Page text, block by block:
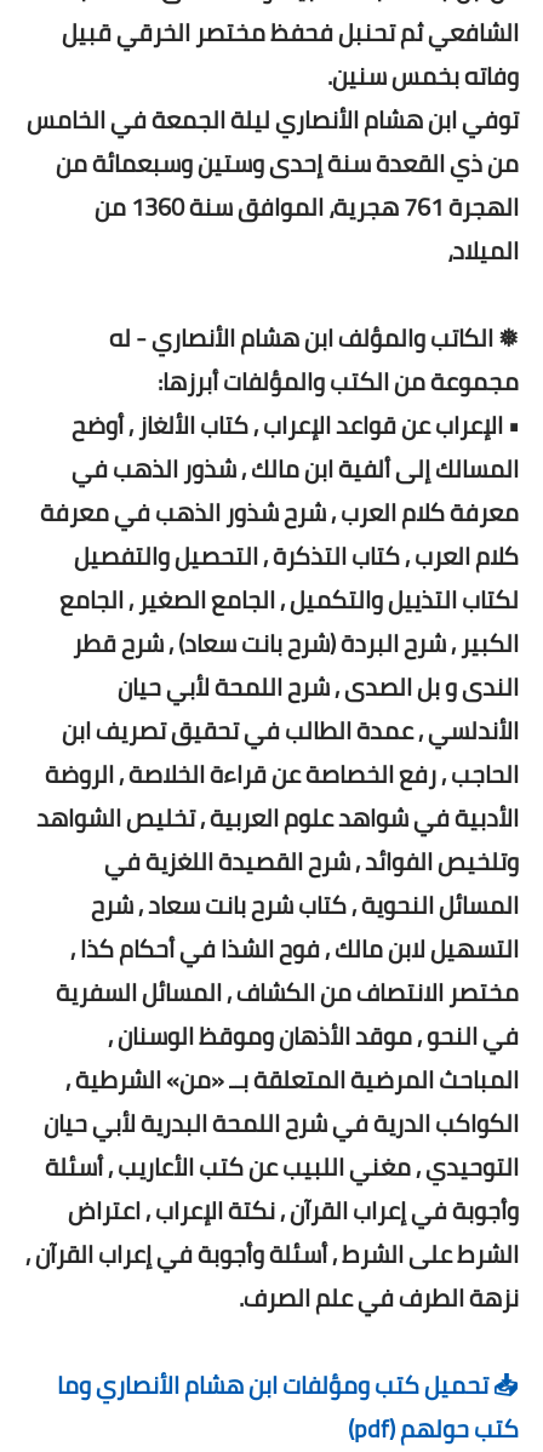
الشافعي ثم تحنبل فحفظ مختصر الخرقي قبيل
وفاته بخمس سنين.
توفي ابن هشام الأنصاري ليلة الجمعة في الخامس
من ذي القعدة سنة إحدى وستين وسبعمائة من
الهجرة 761 هجرية، الموافق سنة 1360 من
الميلاد،
❅ الكاتب والمؤلف ابن هشام الأنصاري - له
مجموعة من الكتب والمؤلفات أبرزها:
• الإعراب عن قواعد الإعراب , كتاب الألغاز , أوضح
المسالك إلى ألفية ابن مالك , شذور الذهب في
معرفة كلام العرب , شرح شذور الذهب في معرفة
كلام العرب , كتاب التذكرة , التحصيل والتفصيل
لكتاب التذييل والتكميل , الجامع الصغير , الجامع
الكبير , شرح البردة (شرح بانت سعاد) , شرح قطر
الندى و بل الصدى , شرح اللمحة لأبي حيان
الأندلسي , عمدة الطالب في تحقيق تصريف ابن
الحاجب , رفع الخصاصة عن قراءة الخلاصة , الروضة
الأدبية في شواهد علوم العربية , تخليص الشواهد
وتلخيص الفوائد , شرح القصيدة اللغزية في
المسائل النحوية , كتاب شرح بانت سعاد , شرح
التسهيل لابن مالك , فوح الشذا في أحكام كذا ,
مختصر الانتصاف من الكشاف , المسائل السفرية
في النحو , موقد الأذهان وموقظ الوسنان ,
المباحث المرضية المتعلقة بــ «من» الشرطية ,
الكواكب الدرية في شرح اللمحة البدرية لأبي حيان
التوحيدي , مغني اللبيب عن كتب الأعاريب , أسئلة
وأجوبة في إعراب القرآن , نكتة الإعراب , اعتراض
الشرط على الشرط , أسئلة وأجوبة في إعراب القرآن ,
نزهة الطرف في علم الصرف.
📥 تحميل كتب ومؤلفات ابن هشام الأنصاري وما
كتب حولهم (pdf)